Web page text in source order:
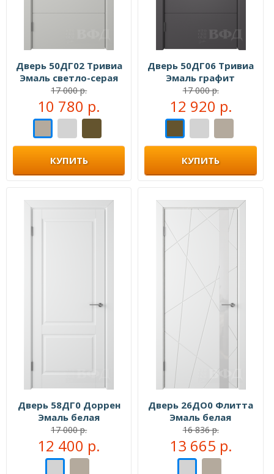
Дверь 50ДГ02 Тривиа
Эмаль светло-серая
17 000 р.
10 780 р.
КУПИТЬ
Дверь 50ДГ06 Тривиа
Эмаль графит
17 000 р.
12 920 р.
КУПИТЬ
Дверь 58ДГ0 Доррен
Эмаль белая
17 000 р.
12 400 р.
Дверь 26ДО0 Флитта
Эмаль белая
16 836 р.
13 665 р.